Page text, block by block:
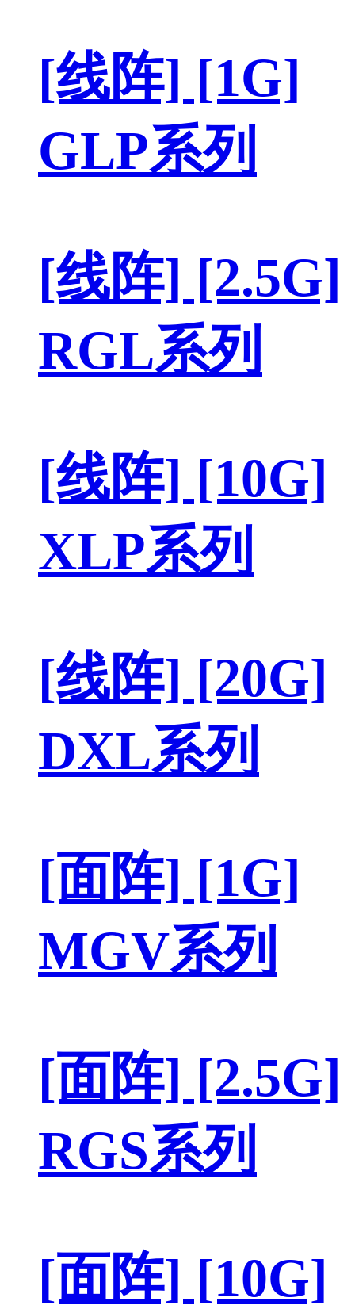
[线阵] [1G]
GLP系列
[线阵] [2.5G]
RGL系列
[线阵] [10G]
XLP系列
[线阵] [20G]
DXL系列
[面阵] [1G]
MGV系列
[面阵] [2.5G]
RGS系列
[面阵] [10G]